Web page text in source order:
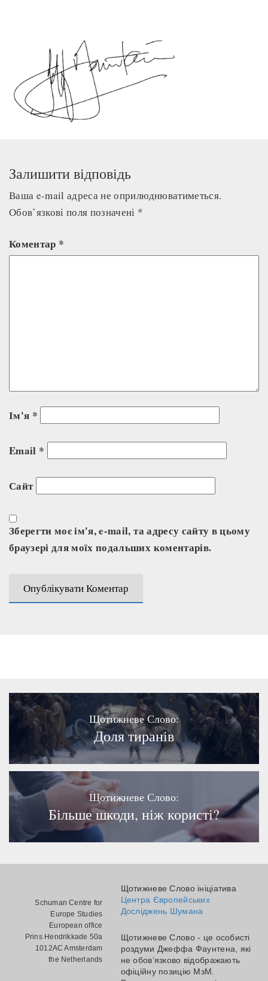
Залишити відповідь
Ваша e-mail адреса не оприлюднюватиметься.
Обов’язкові поля позначені *
Коментар *
Ім'я *
Email *
Сайт
Зберегти моє ім'я, e-mail, та адресу сайту в цьому
браузері для моїх подальших коментарів.
Щотижневе Слово:
Доля тиранів
Щотижневе Слово:
Більше шкоди, ніж користі?
Schuman Centre for
Europe Studies
European office
Prins Hendrikkade 50a
1012AC Amsterdam
the Netherlands
Щотижневе Слово ініціатива
Центра Європейських
Досліджень Шумана
Щотижневе Слово - це особисті
роздуми Джеффа Фаунтена, які
не обов’язково відображають
офіційну позицію МзМ.